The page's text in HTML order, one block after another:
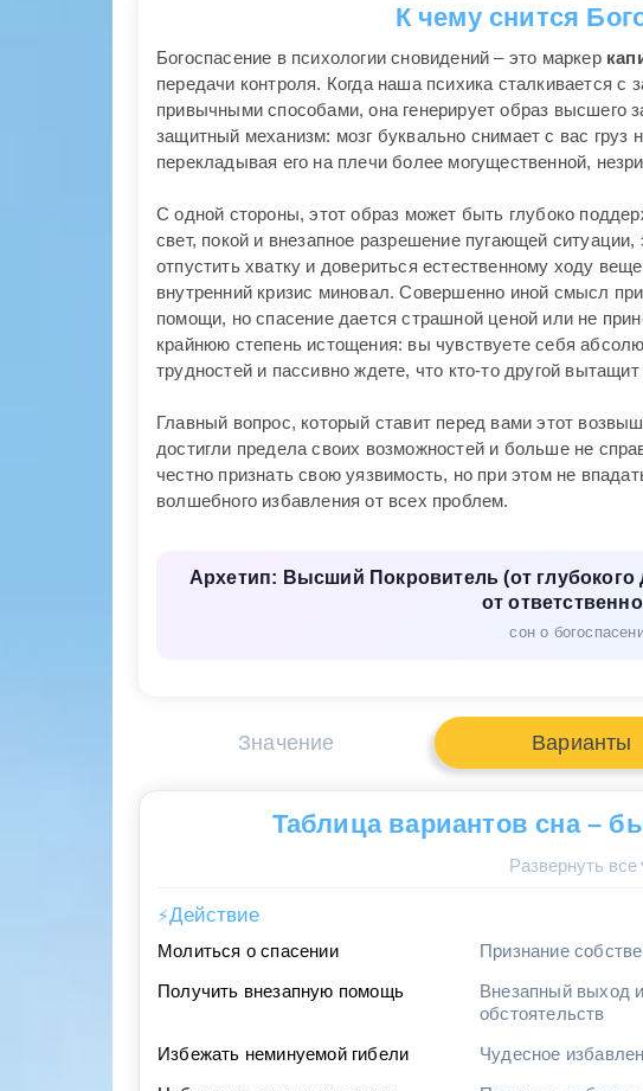
К чему снится
Богоспасение в психологии сновидений – это маркер
передачи контроля. Когда наша психика сталкивается
привычными способами, она генерирует образ высшего
защитный механизм: мозг буквально снимает с вас груз
перекладывая его на плечи более могущественной,
С одной стороны, этот образ может быть глубоко
свет, покой и внезапное разрешение пугающей ситуации,
отпустить хватку и довериться естественному ходу
внутренний кризис миновал. Совершенно иной смысл
помощи, но спасение дается страшной ценой или не
крайнюю степень истощения: вы чувствуете себя
трудностей и пассивно ждете, что кто-то другой вытащит
Главный вопрос, который ставит перед вами этот
достигли предела своих возможностей и больше не
честно признать свою уязвимость, но при этом не
волшебного избавления от всех проблем.
Архетип: Высший Покровитель (от глубокого
от
сон о
Значение Варианты
Таблица вариантов сна –
Развернуть все
⚡Действие
Молиться о спасении
Признание
Получить внезапную помощь
Внезапный выход
обстоятельств
Избежать неминуемой гибели Чудесное